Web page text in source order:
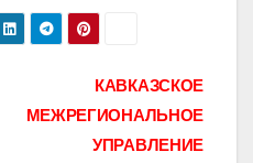
КАВКАЗСКОЕ
МЕЖРЕГИОНАЛЬНОЕ
УПРАВЛЕНИЕ